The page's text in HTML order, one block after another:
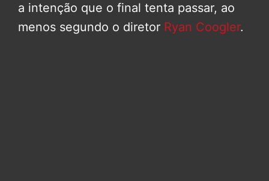
a intenção que o final tenta passar, ao
menos segundo o diretor Ryan Coogler.